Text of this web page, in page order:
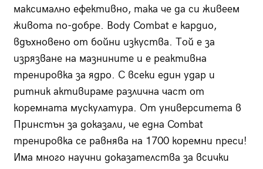
максимално ефективно, така че да си живеем
живота по-добре. Body Combat е кардио,
вдъхновено от бойни изкуства. Той е за
изрязване на мазнините и е реактивна
тренировка за ядро. С всеки един удар и
ритник активираме различна част от
коремната мускулатура. От университета в
Принстън за доказали, че една Combat
тренировка се равнява на 1700 коремни преси!
Има много научни доказателства за всички